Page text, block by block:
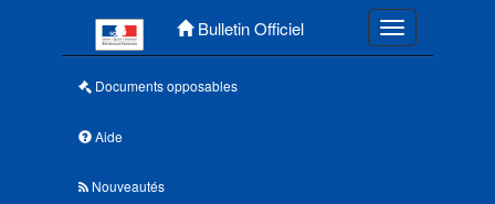
Bulletin Officiel Toggle
Documents opposables
Aide
Nouveautés